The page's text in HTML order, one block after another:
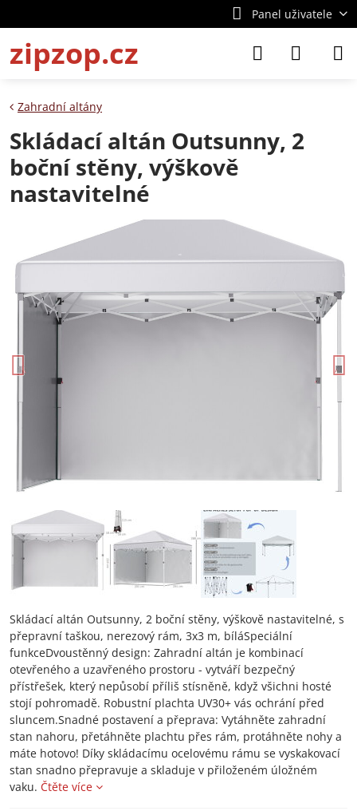
Panel uživatele
zipzop.cz
Zahradní altány
Skládací altán Outsunny, 2
boční stěny, výškově
nastavitelné
Skládací altán Outsunny, 2 boční stěny, výškově nastavitelné, s
přepravní taškou, nerezový rám, 3x3 m, bíláSpeciální
funkceDvoustěnný design: Zahradní altán je kombinací
otevřeného a uzavřeného prostoru - vytváří bezpečný
přístřešek, který nepůsobí příliš stísněně, když všichni hosté
stojí pohromadě. Robustní plachta UV30+ vás ochrání před
sluncem.Snadné postavení a přeprava: Vytáhněte zahradní
stan nahoru, přetáhněte plachtu přes rám, protáhněte nohy a
máte hotovo! Díky skládacímu ocelovému rámu se vyskakovací
stan snadno přepravuje a skladuje v přiloženém úložném
vaku. Čtěte více